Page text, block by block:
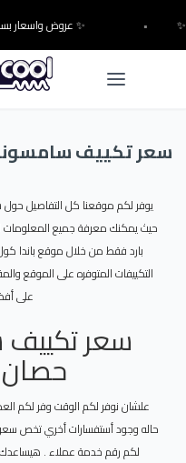
✨ عروض واسعار بسعر •
سعر تكييف سامسونج 2.25 حصان بارد
بارد فقط من خلال موقع باندا
التكييفات المتوفره على الموقع
على
علشان نوفر لكم الوقت وفر لكم
لكم رقم خدمة عملاء . هيساعدك